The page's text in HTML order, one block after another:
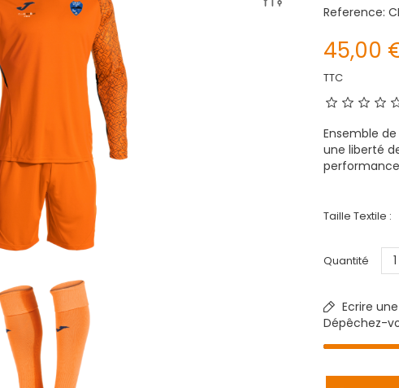
Reference:
45,00
TTC
Ensemble
une liberté
Taille Textile :
Quantité
Ecrire
Dépêchez-